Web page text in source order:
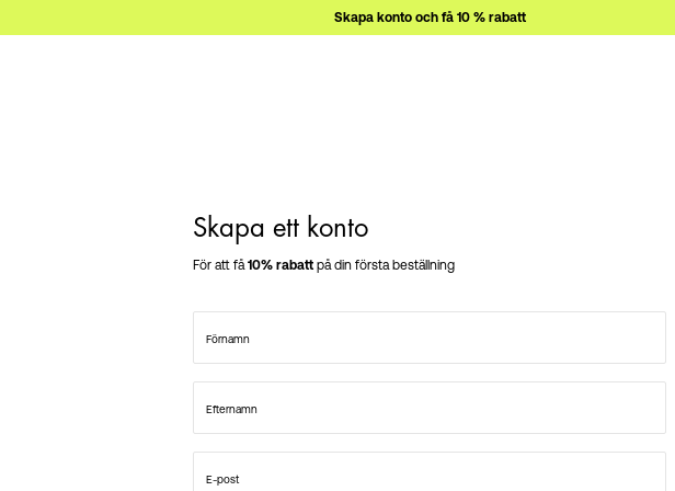
Skapa konto och få 10 % rabatt
Skapa ett konto
För att få10% rabatt på din första beställning
Förnamn
Efternamn
E-post